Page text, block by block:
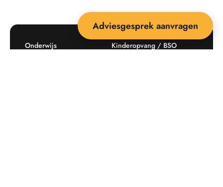
Onderwijs Kinderopvang / BSO
Adviesgesprek aanvragen